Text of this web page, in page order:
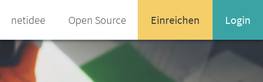
netidee Open Source Einreichen Login
Name oder Email-Adresse